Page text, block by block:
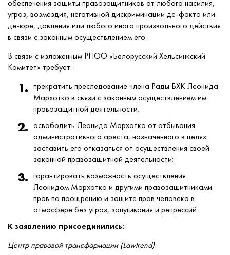
обеспечения защиты правозащитников от любого насилия,
угроз, возмездия, негативной дискриминации де-факто или
де-юре, давления или любого иного произвольного действия
в связи с законным осуществлением его.
В связи с изложенным РПОО «Белорусский Хельсинкский
Комитет» требует:
прекратить преследование члена Рады БХК Леонида
Мархотко в связи с законным осуществлением им
правозащитной деятельности;
освободить Леонида Мархотко от отбывания
административного ареста, назначенного в целях
заставить его отказаться от осуществления своей
законной правозащитной деятельности;
гарантировать возможность осуществления
Леонидом Мархотко и другими правозащитниками
прав по поощрению и защите прав человека в
атмосфере без угроз, запугивания и репрессий.
К заявлению присоединились:
Центр правовой трансформации (Lawtrend)